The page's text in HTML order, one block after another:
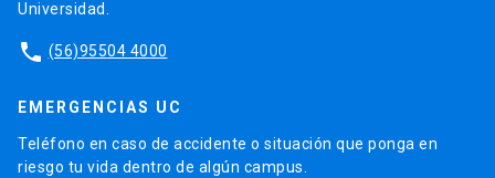
Universidad.
phone (56)95504 4000
EMERGENCIAS UC
Teléfono en caso de accidente o situación que ponga en
riesgo tu vida dentro de algún campus.